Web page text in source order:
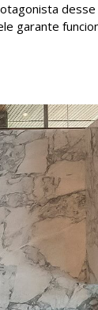
garante